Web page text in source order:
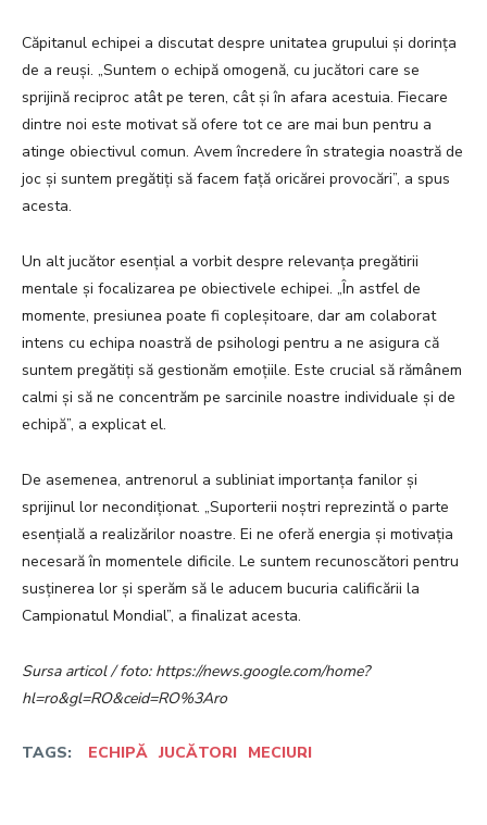
Căpitanul echipei a discutat despre unitatea grupului și dorința
de a reuși. „Suntem o echipă omogenă, cu jucători care se
sprijină reciproc atât pe teren, cât și în afara acestuia. Fiecare
dintre noi este motivat să ofere tot ce are mai bun pentru a
atinge obiectivul comun. Avem încredere în strategia noastră de
joc și suntem pregătiți să facem față oricărei provocări”, a spus
acesta.
Un alt jucător esențial a vorbit despre relevanța pregătirii
mentale și focalizarea pe obiectivele echipei. „În astfel de
momente, presiunea poate fi copleșitoare, dar am colaborat
intens cu echipa noastră de psihologi pentru a ne asigura că
suntem pregătiți să gestionăm emoțiile. Este crucial să rămânem
calmi și să ne concentrăm pe sarcinile noastre individuale și de
echipă”, a explicat el.
De asemenea, antrenorul a subliniat importanța fanilor și
sprijinul lor necondiționat. „Suporterii noștri reprezintă o parte
esențială a realizărilor noastre. Ei ne oferă energia și motivația
necesară în momentele dificile. Le suntem recunoscători pentru
susținerea lor și sperăm să le aducem bucuria calificării la
Campionatul Mondial”, a finalizat acesta.
Sursa articol / foto: https://news.google.com/home?
hl=ro&gl=RO&ceid=RO%3Aro
TAGS: ECHIPĂ JUCĂTORI MECIURI